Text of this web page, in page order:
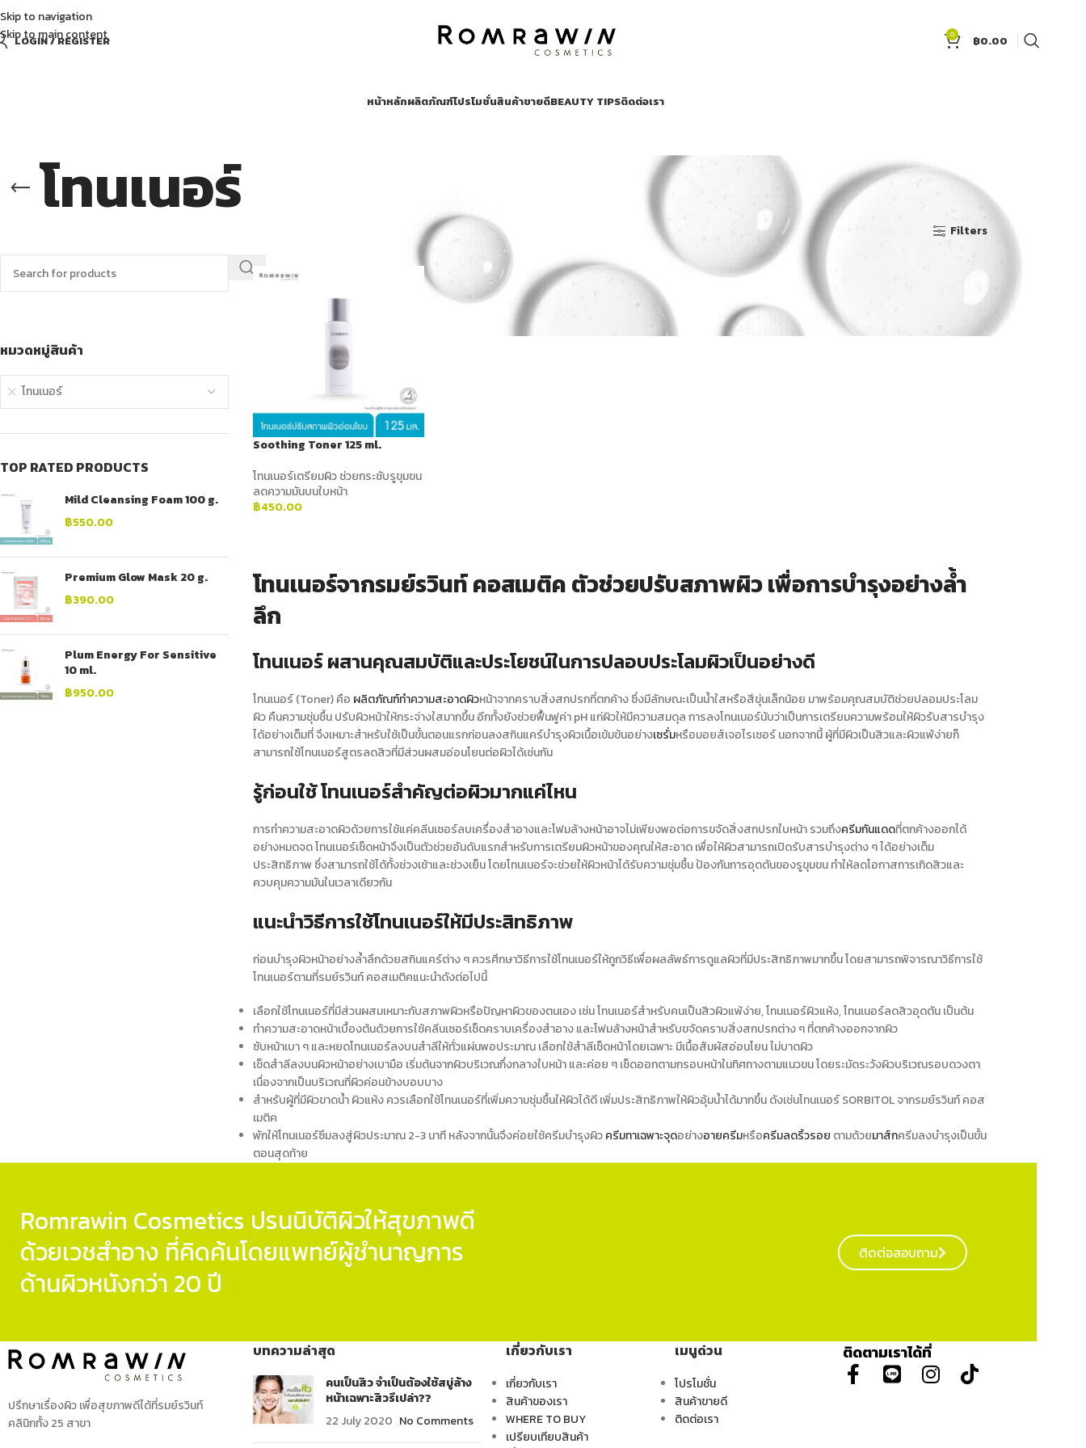
Skip to navigation
Skip to main content
LOGIN / REGISTER 0 ฿0.00
หน้าหลักผลิตภัณฑ์โปรโมชั่นสินค้าขายดีBEAUTY TIPSติดต่อเรา
โทนเนอร์
หมวดหมู่สินค้า
โทนเนอร์
TOP RATED PRODUCTS
Mild Cleansing Foam 100 g.
฿550.00
Premium Glow Mask 20 g.
฿390.00
Plum Energy For Sensitive
10 ml.
฿950.00
Show 9 12 Filters
Soothing Toner 125 ml.
โทนเนอร์เตรียมผิว ช่วยกระชับรูขุมขน
ลดความมันบนใบหน้า
฿450.00
โทนเนอร์จากรมย์รวินท์ คอสเมติค ตัวช่วยปรับสภาพผิว เพื่อการบำรุงอย่างล้ำ
ลึก
โทนเนอร์ ผสานคุณสมบัติและประโยชน์ในการปลอบประโลมผิวเป็นอย่างดี
โทนเนอร์(Toner) คือ ผลิตภัณฑ์ทำความสะอาดผิวหน้าจากคราบสิ่งสกปรกที่ตกค้าง ซึ่งมีลักษณะเป็นน้ำใสหรือสีขุ่นเล็กน้อย มาพร้อมคุณสมบัติช่วยปลอมประโลม
ผิว คืนความชุ่มชื้น ปรับผิวหน้าให้กระจ่างใสมากขึ้น อีกทั้งยังช่วยฟื้นฟูค่า pH แก่ผิวให้มีความสมดุล การลงโทนเนอร์นับว่าเป็นการเตรียมความพร้อมให้ผิวรับสารบำรุง
ได้อย่างเต็มที่ จึงเหมาะสำหรับใช้เป็นขั้นตอนแรกก่อนลงสกินแคร์บำรุงผิวเนื้อเข้มข้นอย่างเซรั่มหรือมอยส์เจอไรเซอร์ นอกจากนี้ ผู้ที่มีผิวเป็นสิวและผิวแพ้ง่ายก็
สามารถใช้โทนเนอร์สูตรลดสิวที่มีส่วนผสมอ่อนโยนต่อผิวได้เช่นกัน
รู้ก่อนใช้ โทนเนอร์สำคัญต่อผิวมากแค่ไหน
การทำความสะอาดผิวด้วยการใช้แค่คลีนเซอร์ลบเครื่องสำอางและโฟมล้างหน้าอาจไม่เพียงพอต่อการขจัดสิ่งสกปรกใบหน้า รวมถึงครีมกันแดดที่ตกค้างออกได้
อย่างหมดจดโทนเนอร์เช็ดหน้าจึงเป็นตัวช่วยอันดับแรกสำหรับการเตรียมผิวหน้าของคุณให้สะอาด เพื่อให้ผิวสามารถเปิดรับสารบำรุงต่าง ๆ ได้อย่างเต็ม
ประสิทธิภาพ ซึ่งสามารถใช้ได้ทั้งช่วงเช้าและช่วงเย็น โดยโทนเนอร์จะช่วยให้ผิวหน้าได้รับความชุ่มชื้น ป้องกันการอุดตันของรูขุมขน ทำให้ลดโอกาสการเกิดสิวและ
ควบคุมความมันในเวลาเดียวกัน
แนะนำวิธีการใช้โทนเนอร์ให้มีประสิทธิภาพ
ก่อนบำรุงผิวหน้าอย่างล้ำลึกด้วยสกินแคร์ต่าง ๆ ควรศึกษาวิธีการใช้โทนเนอร์ให้ถูกวิธีเพื่อผลลัพธ์การดูแลผิวที่มีประสิทธิภาพมากขึ้น โดยสามารถพิจารณาวิธีการใช้
โทนเนอร์ตามที่รมย์รวินท์ คอสเมติคแนะนำดังต่อไปนี้
เลือกใช้โทนเนอร์ที่มีส่วนผสมเหมาะกับสภาพผิวหรือปัญหาผิวของตนเอง เช่นโทนเนอร์สำหรับคนเป็นสิวผิวแพ้ง่าย, โทนเนอร์ผิวแห้ง, โทนเนอร์ลดสิวอุดตันเป็นต้น
ทำความสะอาดหน้าเบื้องต้นด้วยการใช้คลีนเซอร์เช็ดคราบเครื่องสำอาง และโฟมล้างหน้าสำหรับขจัดคราบสิ่งสกปรกต่าง ๆ ที่ตกค้างออกจากผิว
ซับหน้าเบา ๆ และหยดโทนเนอร์ลงบนสำลีให้ทั่วแผ่นพอประมาณ เลือกใช้สำลีเช็ดหน้าโดยเฉพาะ มีเนื้อสัมผัสอ่อนโยน ไม่บาดผิว
เช็ดสำลีลงบนผิวหน้าอย่างเบามือ เริ่มต้นจากผิวบริเวณกึ่งกลางใบหน้า และค่อย ๆ เช็ดออกตามกรอบหน้าในทิศทางตามแนวขน โดยระมัดระวังผิวบริเวณรอบดวงตา
เนื่องจากเป็นบริเวณที่ผิวค่อนข้างบอบบาง
สำหรับผู้ที่มีผิวขาดน้ำ ผิวแห้ง ควรเลือกใช้โทนเนอร์ที่เพิ่มความชุ่มชื้นให้ผิวได้ดี เพิ่มประสิทธิภาพให้ผิวอุ้มน้ำได้มากขึ้น ดังเช่นโทนเนอร์ SORBITOL จากรมย์รวินท์ คอส
เมติค
พักให้โทนเนอร์ซึมลงสู่ผิวประมาณ 2-3 นาที หลังจากนั้นจึงค่อยใช้ครีมบำรุงผิวครีมทาเฉพาะจุดอย่างอายครีมหรือครีมลดริ้วรอย ตามด้วยมาส์กครีมลงบำรุงเป็นขั้น
ตอนสุดท้าย
Romrawin Cosmetics ปรนนิบัติผิวให้สุขภาพดี
ด้วยเวชสำอาง ที่คิดค้นโดยแพทย์ผู้ชำนาญการ
ด้านผิวหนังกว่า 20 ปี
ติดต่อสอบถาม
ปรึกษาเรื่องผิว เพื่อสุขภาพดีได้ที่รมย์รวินท์
คลินิกทั้ง 25 สาขา
บทความล่าสุด
คนเป็นสิว จำเป็นต้องใช้สบู่ล้าง
หน้าเฉพาะสิวรึเปล่า??
22 July 2020 No Comments
เกี่ยวกับเรา
เกี่ยวกับเรา
สินค้าของเรา
WHERE TO BUY
เปรียบเทียบสินค้า
เมนูด่วน
โปรโมชั่น
สินค้าขายดี
ติดต่อเรา
ติดตามเราได้ที่